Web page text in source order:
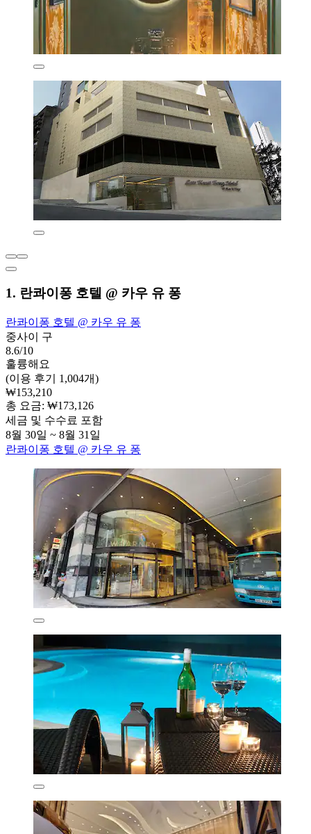
1. 란콰이퐁 호텔 @ 카우 유 퐁
란콰이퐁 호텔 @ 카우 유 퐁
중사이 구
8.6/10
훌륭해요
(이용 후기 1,004개)
₩153,210
총 요금: ₩173,126
세금 및 수수료 포함
8월 30일 ~ 8월 31일
란콰이퐁 호텔 @ 카우 유 퐁